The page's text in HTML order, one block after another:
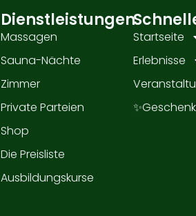
Dienstleistungen
Massagen
Sauna-Nächte
Zimmer
Private Parteien
Shop
Die Preisliste
Ausbildungskurse
Startseite
Erlebnisse